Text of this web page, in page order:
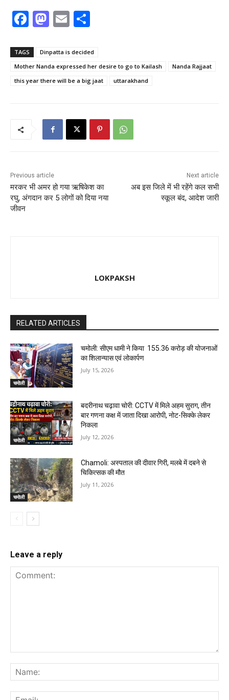
F
c
e
b
M
st
o
d
n
E
ai
l
ar
e
TAGS
Dinpatta is decided
Mother Nanda expressed her desire to go to Kailash
Nanda Rajjaat
this year there will be a big jaat
uttarakhand
Previous article
मरकर भी अमर हो गया ऋषिकेश का
रघु, अंगदान कर 5 लोगों को दिया नया
जीवन
Next article
अब इस जिले में भी रहेंगे कल सभी
स्कूल बंद, आदेश जारी
LOKPAKSH
RELATED ARTICLES
चमोली
चमोली: सीएम धामी ने किया ₹ 155.36 करोड़ की योजनाओं
का शिलान्यास एवं लोकार्पण
July 15, 2026
चमोली
बदरीनाथ चढ़ावा चोरी: CCTV में मिले अहम सुराग, तीन
बार गणना कक्ष में जाता दिखा आरोपी, नोट-सिक्के लेकर
निकला
July 12, 2026
चमोली
Chamoli: अस्पताल की दीवार गिरी, मलबे में दबने से
चिकित्सक की मौत
July 11, 2026
Leave a reply